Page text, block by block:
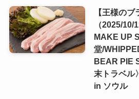
【王様の
（2025/
MAKE UP
堂/
BEAR PIE
末トラベル
in ソウル